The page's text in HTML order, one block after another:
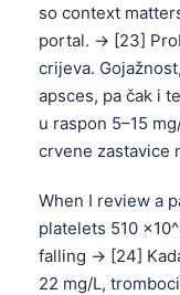
so context
portal. → [23]
crijeva.
apsces, pa čak i
u raspon 5–15
crvene zastavice
When I review a
platelets 510
falling → [24]
22 mg/L,